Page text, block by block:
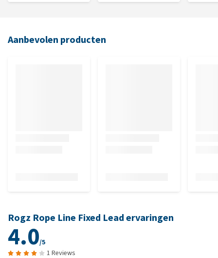
Aanbevolen producten
Rogz Rope Line Fixed Lead ervaringen
4.0/5
1 Reviews